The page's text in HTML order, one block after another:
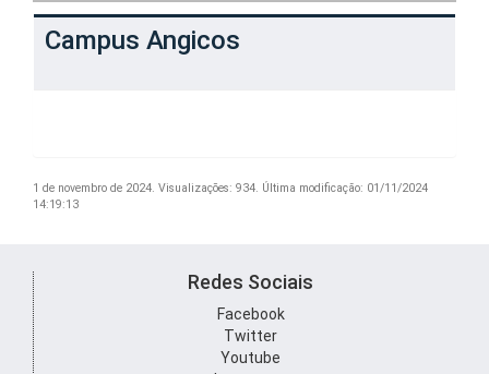
Campus Angicos
1 de novembro de 2024. Visualizações: 934. Última modificação: 01/11/2024
14:19:13
Redes Sociais
Facebook
Twitter
Youtube